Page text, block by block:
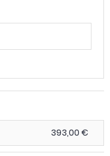
393,00 €